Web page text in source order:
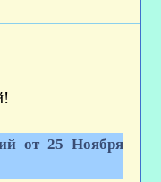
от 25 Ноября